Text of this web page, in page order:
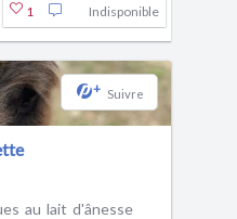
1 Indisponible
+ Suivre
au lait d'ânesse